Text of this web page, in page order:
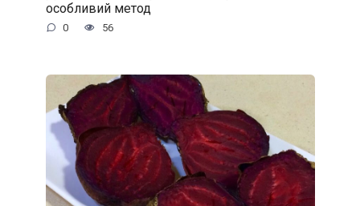
особливий метод
0 56